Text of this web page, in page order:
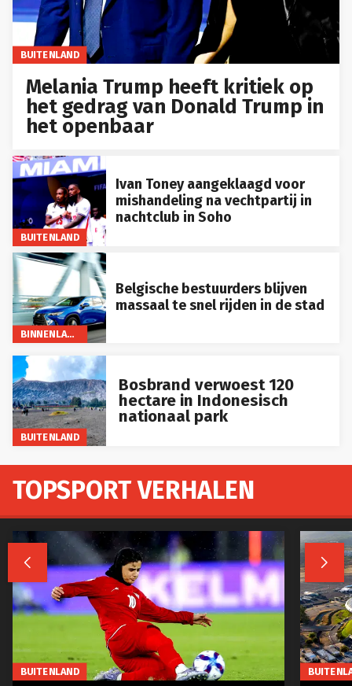
BUITENLAND
Melania Trump heeft kritiek op
het gedrag van Donald Trump in
het openbaar
BUITENLAND
Ivan Toney aangeklaagd voor
mishandeling na vechtpartij in
nachtclub in Soho
BINNENLAND
Belgische bestuurders blijven
massaal te snel rijden in de stad
BUITENLAND
Bosbrand verwoest 120
hectare in Indonesisch
nationaal park
TOPSPORT VERHALEN
 
BUITENLAND